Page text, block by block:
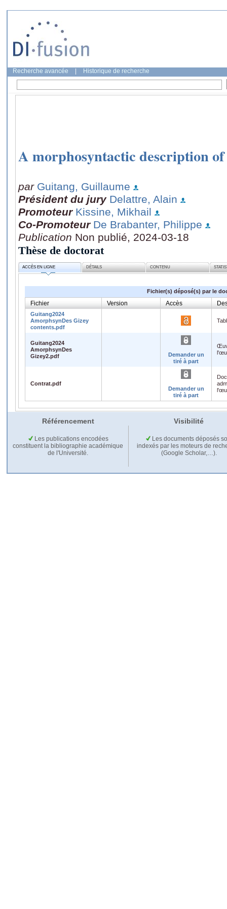
Recherche avancée Historique de recherche
A morphosyntactic description
par Guitang, Guillaume
Président du jury Delattre, Alain
Promoteur Kissine, Mikhail
Co-Promoteur De Brabanter, Philippe
Publication Non publié, 2024-03-18
Thèse de doctorat
ACCÈS EN LIGNE DÉTAILS CONTENU
Fichier(s) déposé(s) par le
Fichier Version Accès
Guitang2024
AmorphsynDes Gizey
contents.pdf
Guitang2024
AmorphsynDes
Gizey2.pdf
Demander un
tiré à part
Contrat.pdf
Demander un
tiré à part
Référencement Visibilité
Les publications encodées
constituent la bibliographie académique
de l'Université.
Les documents déposés
indexés par les moteurs de
(Google Scholar,…).